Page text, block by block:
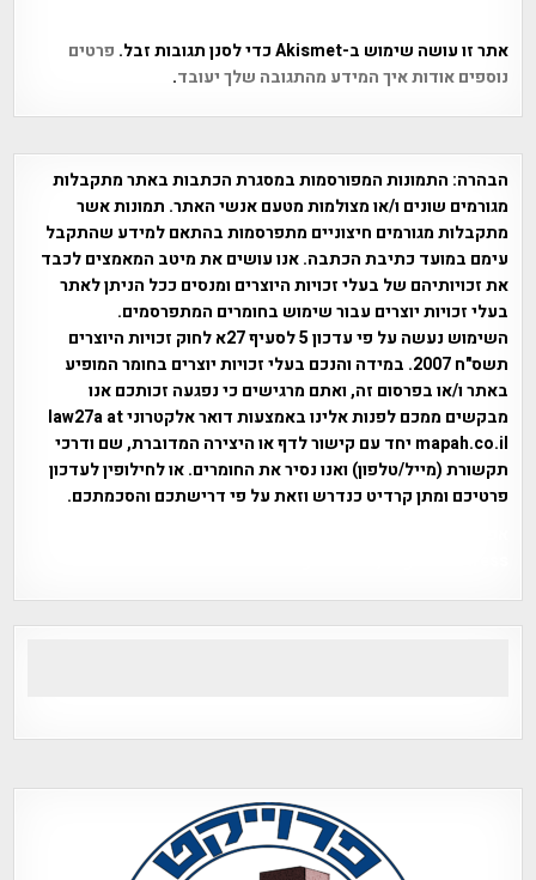
אתר זו עושה שימוש ב-Akismet כדי לסנן תגובות זבל.
פרטים
נוספים אודות איך המידע מהתגובה שלך יעובד.
הבהרה: התמונות המפורסמות במסגרת הכתבות באתר מתקבלות
מגורמים שונים ו/או מצולמות מטעם אנשי האתר. תמונות אשר
מתקבלות מגורמים חיצוניים מתפרסמות בהתאם למידע שהתקבל
עימם במועד כתיבת הכתבה. אנו עושים את מיטב המאמצים לכבד
את זכויותיהם של בעלי זכויות היוצרים ומנסים ככל הניתן לאתר
בעלי זכויות יוצרים עבור שימוש בחומרים המתפרסמים.
השימוש נעשה על פי עדכון 5 לסעיף 27א לחוק זכויות היוצרים
תשס"ח 2007. במידה והנכם בעלי זכויות יוצרים בחומר המופיע
באתר ו/או בפרסום זה, ואתם מרגישים כי נפגעה זכותכם אנו
מבקשים ממכם לפנות אלינו באמצעות דואר אלקטרוני law27a at
mapah.co.il יחד עם קישור לדף או היצירה המדוברת, שם ודרכי
תקשורת (מייל/טלפון) ואנו נסיר את החומרים. או לחילופין לעדכון
פרטיכם ומתן קרדיט כנדרש וזאת על פי דרישתכם והסכמתכם.